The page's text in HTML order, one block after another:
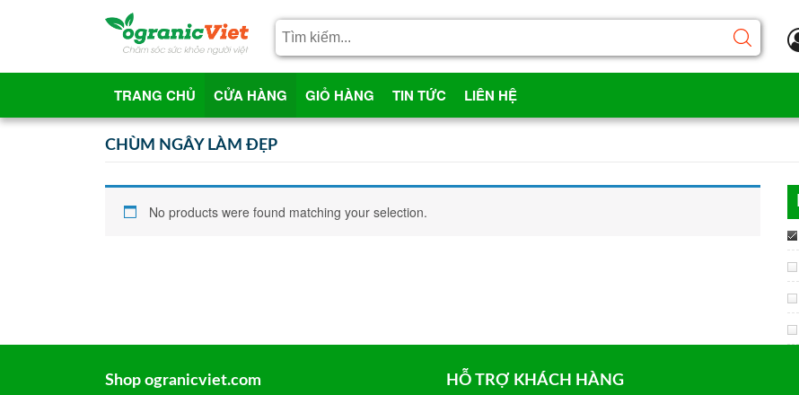
TRANG CHỦ CỬA HÀNG GIỎ HÀNG TIN TỨC LIÊN HỆ
CHÙM NGÂY LÀM ĐẸP
No products were found matching your selection.
Shop ogranicviet.com HỖ TRỢ KHÁCH HÀNG